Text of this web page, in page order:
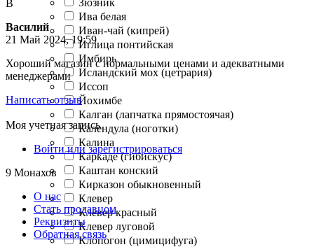
Ива белая
Иван-чай (кипрей)
Иглица понтийская
Имбирь
Исландский мох (цетрария)
Иссоп
Йохимбе
Калган (лапчатка прямостоячая)
Календула (ноготки)
Калина
Каркаде (гибискус)
Каштан конский
Кирказон обыкновенный
Клевер
Клевер красный
Клевер луговой
Клопогон (цимицифуга)
В
Василий
21 Май 2024, 19:59
Хороший магазин с нормальными ценами и адекватными
менеджерами
Написать отзыв
Моя учетная запись
Войти или зарегистрироваться
9 Монахов
О нас
Стать продавцом
Реквизиты
Обратная связь